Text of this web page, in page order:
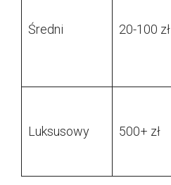
Średni 20-100 zł
Luksusowy 500+ zł